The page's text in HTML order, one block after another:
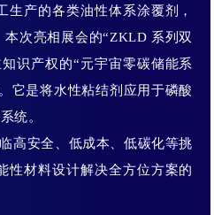
产的各类油性体系涂覆剂，
次亮相展会的“ZKLD 系列双
识产权的“元宇宙零碳储能系
它是将水性粘结剂应用于磷酸
统。
高安全、低成本、低碳化等挑
性材料设计解决全方位方案的